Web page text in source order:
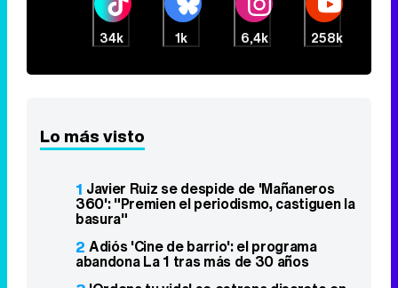
34k 1k 6,4k 258k
Lo más visto
1 Javier Ruiz se despide de 'Mañaneros
360': "Premien el periodismo, castiguen la
basura"
2 Adiós 'Cine de barrio': el programa
abandona La 1 tras más de 30 años